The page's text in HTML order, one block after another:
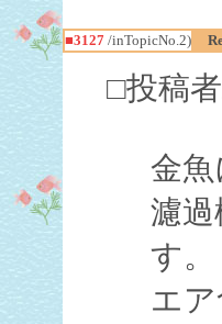
■3127/inTopicNo.2)
□投稿
金
濾
す。
エ